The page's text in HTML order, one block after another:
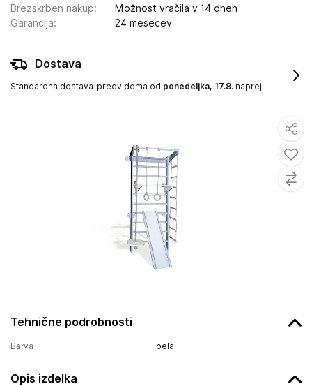
Tehnične podrobnosti
Barva bela
Opis izdelka
Brezskrben nakup:
Možnost vračila v 14 dneh
Garancija: 24 mesecev
Dostava
Standardna dostava predvidoma od ponedeljka, 17.8. naprej